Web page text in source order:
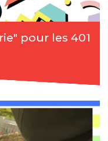
pour les 401